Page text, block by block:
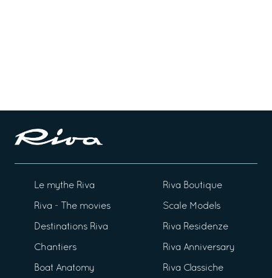
Le mythe Riva
Riva - The movies
Destinations Riva
Chantiers
Boat Anatomy
Riva Boutique
Scale Models
Riva Residenze
Riva Anniversary
Riva Classiche